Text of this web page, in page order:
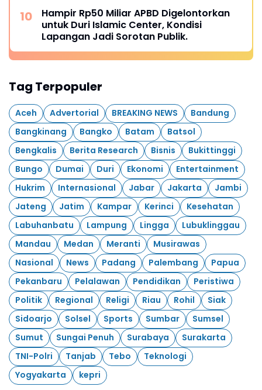
Hampir Rp50 Miliar APBD Digelontorkan
untuk Duri Islamic Center, Kondisi
Lapangan Jadi Sorotan Publik.
Tag Terpopuler
Aceh Advertorial BREAKING NEWS
Bandung
Bangkinang
Bangko Batam
Batsol
Bengkalis
Berita Research Bisnis
Bukittinggi
Bungo
Dumai Duri Ekonomi
Entertainment
Hukrim
Internasional Jabar Jakarta
Jambi
Jateng
Jatim Kampar Kerinci
Kesehatan
Labuhanbatu
Lampung Lingga
Lubuklinggau
Mandau
Medan Meranti
Musirawas
Nasional
News Padang Palembang
Papua
Pekanbaru
Pelalawan Pendidikan
Peristiwa
Politik
Regional Religi Riau Rohil
Siak
Sidoarjo
Solsel Sports Sumbar
Sumsel
Sumut
Sungai Penuh Surabaya
Surakarta
TNI-Polri
Tanjab Tebo
Teknologi
Yogyakarta
kepri